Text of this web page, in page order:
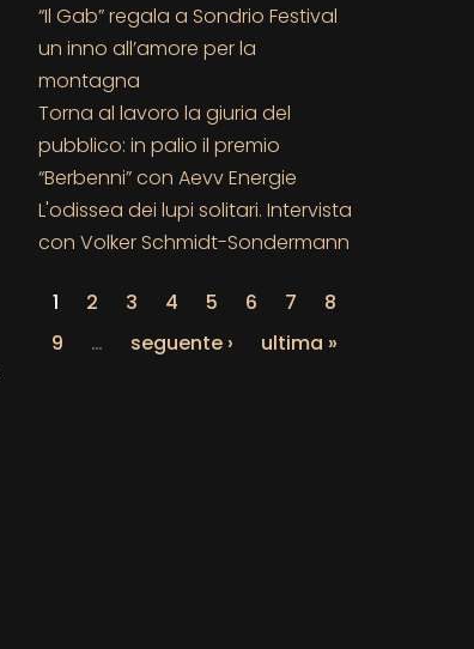
“Il Gab” regala a Sondrio Festival
un inno all’amore per la
montagna
Torna al lavoro la giuria del
pubblico: in palio il premio
“Berbenni” con Aevv Energie
L'odissea dei lupi solitari. Intervista
con Volker Schmidt-Sondermann
1 2 3 4 5 6 7
8
9
… seguente › ultima »